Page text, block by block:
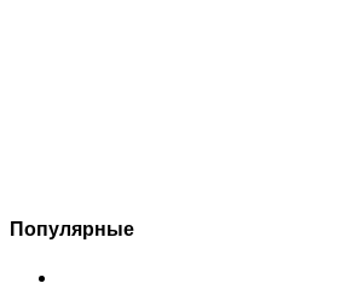
Популярные